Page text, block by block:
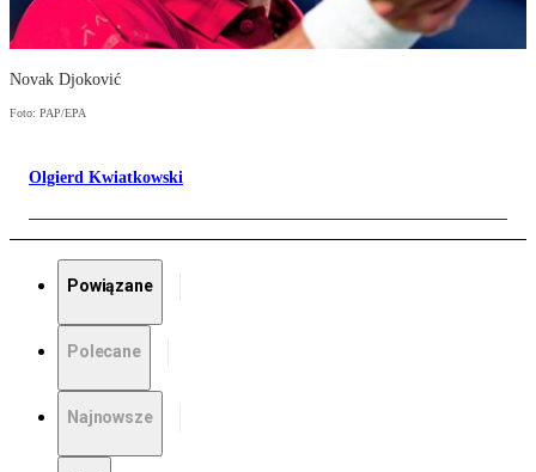
Novak Djoković
Foto: PAP/EPA
Olgierd Kwiatkowski
Powiązane
Polecane
Najnowsze